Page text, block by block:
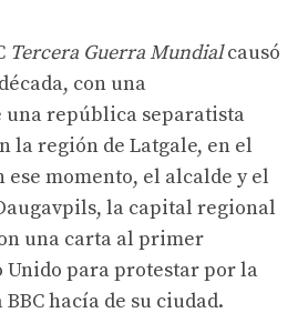
Tercera Guerra Mundialcausó
con una
una república separatista
la región de Latgale, en el
ese momento, el alcalde y el
la capital regional
una carta al primer
para protestar por la
hacía de su ciudad.